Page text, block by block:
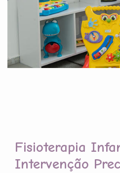
Fisioterapia
Intervenção